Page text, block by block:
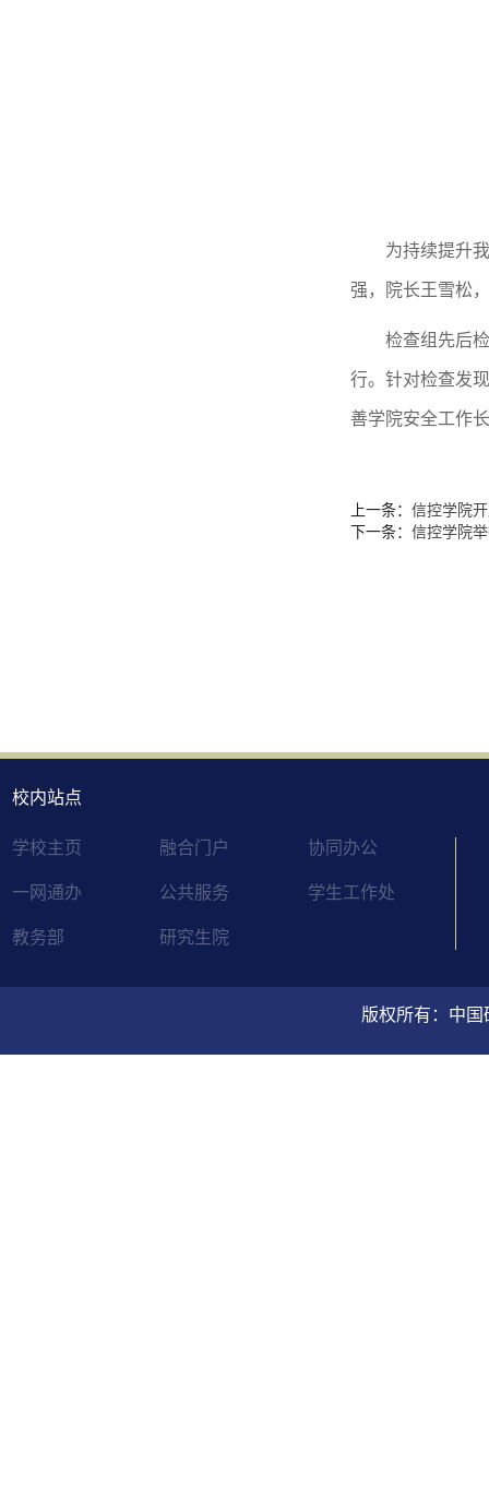
为持续提升
强，院长王雪松
检查组先后
行。针对检查发
善学院安全工作
上一条： 信控学院
下一条： 信控学院
校内站点
学校主页 融合门户 协同办公
一网通办 公共服务 学生工作处
教务部 研究生院
版权所有：中